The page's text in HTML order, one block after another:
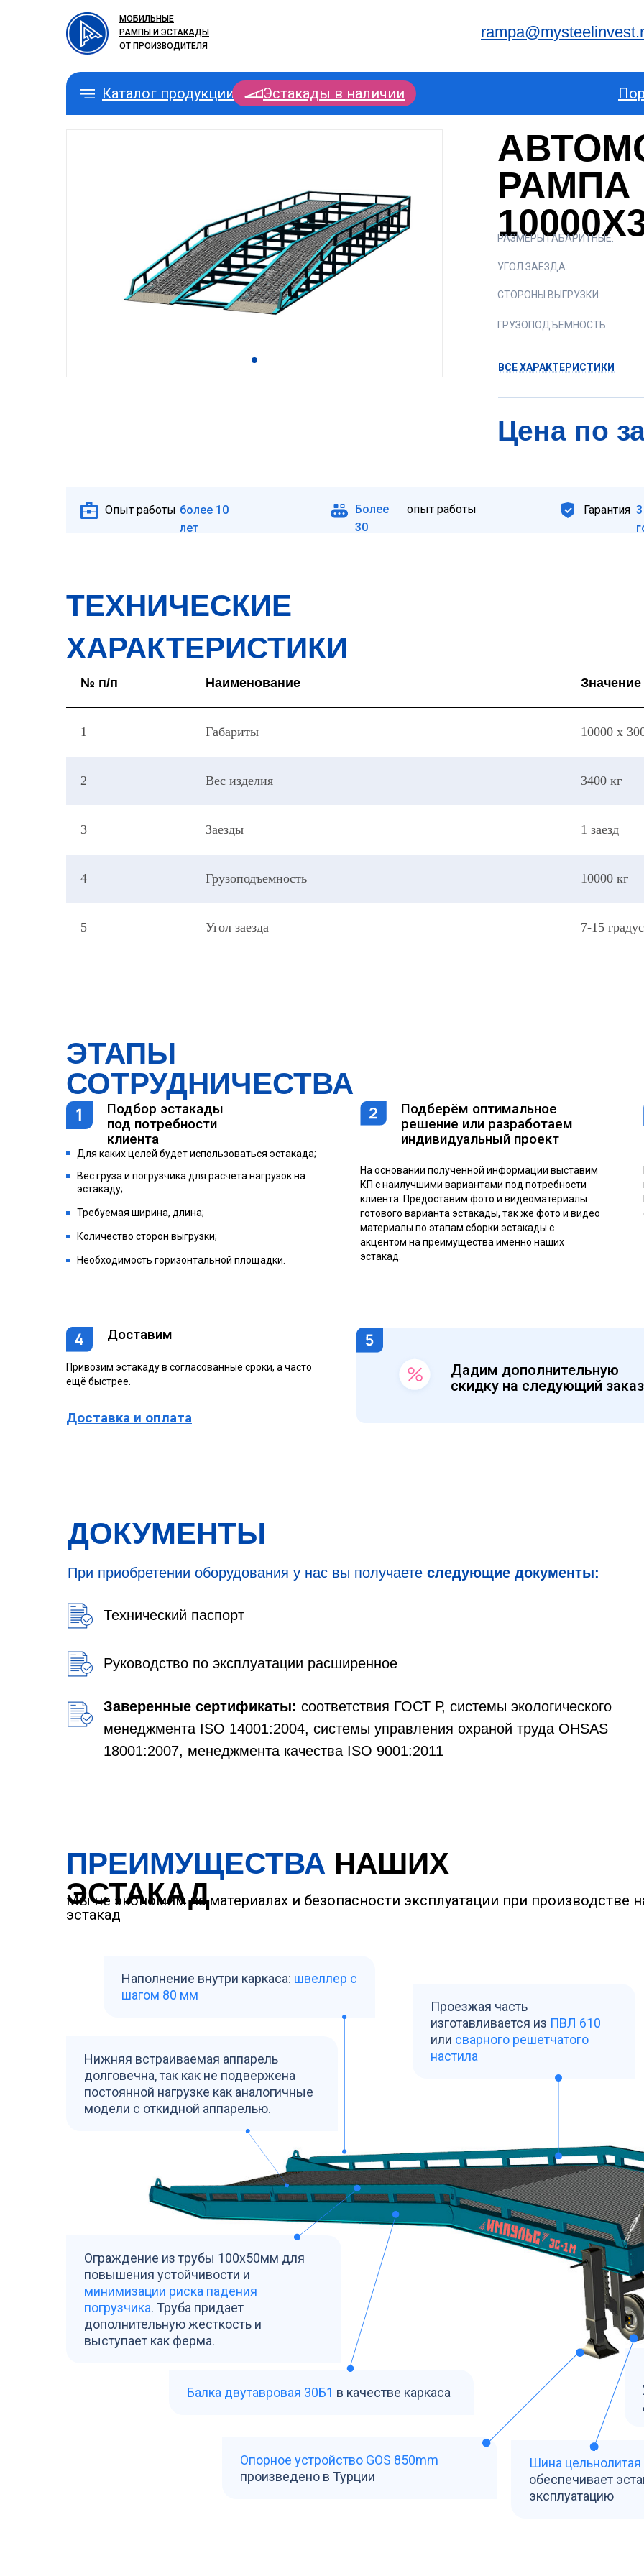
МОБИЛЬНЫЕ
РАМПЫ И ЭСТАКАДЫ
ОТ ПРОИЗВОДИТЕЛЯ
Каталог продукции Эстакады в наличии
РАМПА
ВСЕ ХАРАКТЕРИСТИКИ
Цена по
РАЗМЕРЫ ГАБАРИТНЫЕ:
УГОЛ ЗАЕЗДА:
СТОРОНЫ ВЫГРУЗКИ:
ГРУЗОПОДЪЕМНОСТЬ:
Опыт работы более 10
лет
опыт работы
Более
30
Гарантия 3
ТЕХНИЧЕСКИЕ
ХАРАКТЕРИСТИКИ
№ п/п Наименование Значение
1 Габариты 10000 x
2 Вес изделия 3400 кг
3 Заезды 1 заезд
4 Грузоподъемность 10000 кг
5 Угол заезда 7-15
ЭТАПЫ
СОТРУДНИЧЕСТВА
Подберём оптимальное
решение или разработаем
индивидуальный проект
На основании полученной информации выставим
КП с наилучшими вариантами под потребности
клиента. Предоставим фото и видеоматериалы
готового варианта эстакады, так же фото и видео
материалы по этапам сборки эстакады с
акцентом на преимущества именно наших
эстакад.
Подбор эстакады
под потребности
клиента
Для каких целей будет использоваться эстакада;
Вес груза и погрузчика для расчета нагрузок на
эстакаду;
Требуемая ширина, длина;
Количество сторон выгрузки;
Необходимость горизонтальной площадки.
Доставим
Привозим эстакаду в согласованные сроки, а часто
ещё быстрее.
Доставка и оплата
Дадим дополнительную
скидку на следующий заказ
Технический паспорт
Руководство по эксплуатации расширенное
Заверенные сертификаты: соответствия ГОСТ Р, системы экологического
менеджмента ISO 14001:2004, системы управления охраной труда OHSAS
18001:2007, менеджмента качества ISO 9001:2011
При приобретении оборудования у нас вы получаете следующие документы:
ДОКУМЕНТЫ
ПРЕИМУЩЕСТВА НАШИХ
ЭСТАКАД
Мы не экономим на материалах и безопасности эксплуатации при производстве
эстакад
Нижняя встраиваемая аппарель
долговечна, так как не подвержена
постоянной нагрузке как аналогичные
модели с откидной аппарелью.
Ограждение из трубы 100х50мм для
повышения устойчивости и
минимизации риска падения
погрузчика. Труба придает
дополнительную жесткость и
выступает как ферма.
Опорное устройство GOS 850mm
произведено в Турции
Шина
обеспечивает
эксплуатацию
Балка двутавровая 30Б1 в качестве каркаса
Наполнение внутри каркаса: швеллер с
шагом 80 мм
Проезжая часть
изготавливается из ПВЛ 610
или сварного решетчатого
настила